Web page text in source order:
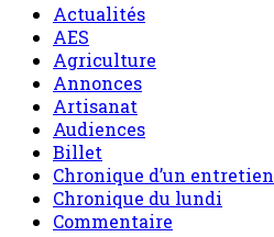
Actualités
AES
Agriculture
Annonces
Artisanat
Audiences
Billet
Chronique d’un entretien
Chronique du lundi
Commentaire